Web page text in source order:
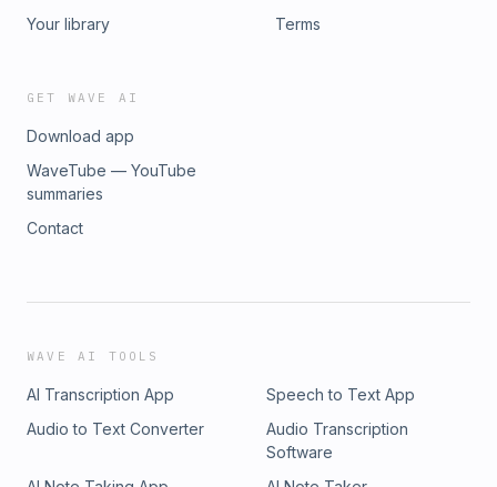
Your library
Terms
GET WAVE AI
Download app
WaveTube — YouTube
summaries
Contact
WAVE AI TOOLS
AI Transcription App
Speech to Text App
Audio to Text Converter
Audio Transcription
Software